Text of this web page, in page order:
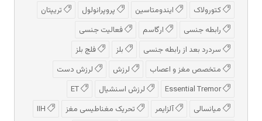
کتورولاک
ایندومتاسین پروپرانولول
تریپتان
رابطه جنسی
ارگاسم
فعالیت جنسی
سردرد بعد از رابطه جنسی
بلز
فلج بلز
متخصص مغز و اعصاب
لرزش
لرزش دست
لرزش اسنشیال
میانسالی
آلزایمر تحریک مغناطیسی مغز